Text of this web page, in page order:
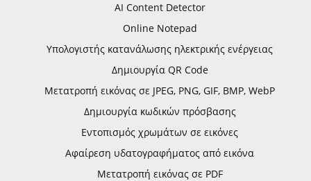
AI Content Detector
Online Notepad
Υπολογιστής κατανάλωσης ηλεκτρικής ενέργειας
Δημιουργία QR Code
Μετατροπή εικόνας σε JPEG, PNG, GIF, BMP, WebP
Δημιουργία κωδικών πρόσβασης
Εντοπισμός χρωμάτων σε εικόνες
Αφαίρεση υδατογραφήματος από εικόνα
Μετατροπή εικόνας σε PDF